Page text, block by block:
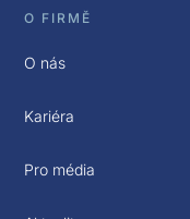
O FIRMĚ
O nás
Kariéra
Pro média